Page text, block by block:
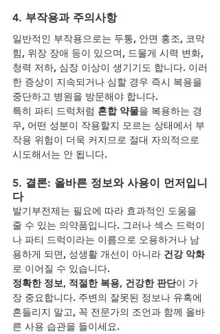
4. 부작용과 주의사항
일반적인 부작용으로는 두통, 안면 홍조, 코막
힘, 위장 장애 등이 있으며, 드물게 시력 변화,
청력 저하, 심장 이상이 생기기도 합니다. 이러
한 증상이 지속되거나 심할 경우 즉시 복용을
중단하고 병원을 방문해야 합니다.
특히 파티 드럭처럼 혼합 약물을 복용하는 경
우, 어떤 성분이 작용할지 모르는 상태에서 부
작용 위험이 더욱 커지므로 절대 자의적으로
시도해서는 안 됩니다.
5. 결론: 올바른 정보와 사용이 먼저입니
다
발기부전제는 필요에 따라 효과적인 도움을
줄 수 있는 의약품입니다. 그러나 섹스 드럭이
나 파티 드럭이라는 이름으로 오용하거나 남
용하게 되면, 성생활 개선이 아니라 건강 악화
로 이어질 수 있습니다.
정확한 정보, 적절한 복용, 건강한 판단이 가
장 중요합니다. 주변의 잘못된 정보나 유혹에
흔들리지 말고, 꼭 전문가의 조언과 함께 올바
른 사용 습관을 들이세요.